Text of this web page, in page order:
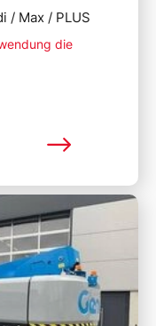
/ Max / PLUS
die